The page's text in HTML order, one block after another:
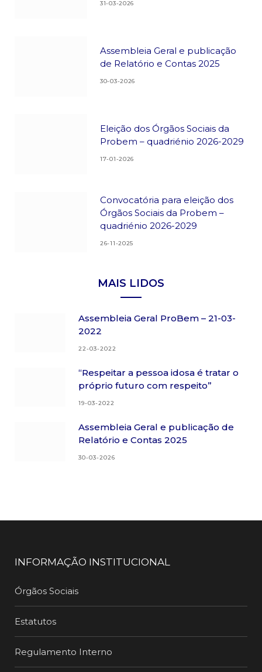
31-03-2026
Assembleia Geral e publicação
de Relatório e Contas 2025
30-03-2026
Eleição dos Órgãos Sociais da
Probem – quadriénio 2026-2029
17-01-2026
Convocatória para eleição dos
Órgãos Sociais da Probem –
quadriénio 2026-2029
26-11-2025
MAIS LIDOS
Assembleia Geral ProBem – 21-03-
2022
22-03-2022
“Respeitar a pessoa idosa é tratar o
próprio futuro com respeito”
19-03-2022
Assembleia Geral e publicação de
Relatório e Contas 2025
30-03-2026
INFORMAÇÃO INSTITUCIONAL
Órgãos Sociais
Estatutos
Regulamento Interno